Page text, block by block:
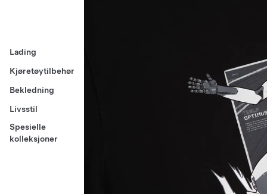
Lading
Kjøretøytilbehør
Bekledning
Livsstil
Spesielle
kolleksjoner